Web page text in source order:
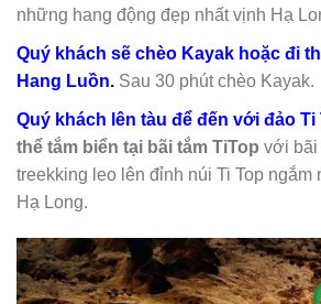
những hang động đẹp nhất vịnh Hạ
Quý khách sẽ chèo Kayak hoặc đi
Hang Luồn. Sau 30 phút chèo Kayak.
Quý khách lên tàu để đến với đảo Ti
thể tắm biển tại bãi tắm TiTop với bãi
treekking leo lên đỉnh núi Ti Top ngắm
Hạ Long.